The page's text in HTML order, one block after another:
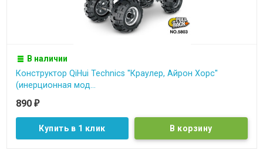
В наличии
Конструктор QiHui Technics ''Краулер, Айрон Хорс''
(инерционная мод...
890 ₽
Купить в 1 клик